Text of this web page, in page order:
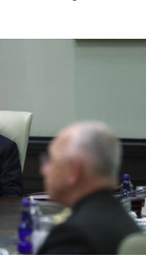
ilde uyuşturucu ticareti